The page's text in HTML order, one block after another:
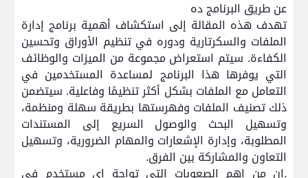
عن طريق البرنامج ده
تهدف هذه المقالة إلى استكشاف أهمية برنامج إدارة
الملفات والسكرتارية ودوره في تنظيم الأوراق وتحسين
الكفاءة. سيتم استعراض مجموعة من الميزات والوظائف
التي يوفرها هذا البرنامج لمساعدة المستخدمين في
التعامل مع الملفات بشكل أكثر تنظيمًا وفاعلية. سيتضمن
ذلك تصنيف الملفات وفهرستها بطريقة سهلة ومنظمة،
وتسهيل البحث والوصول السريع إلى المستندات
المطلوبة، وإدارة الإشعارات والمهام الضرورية، وتسهيل
التعاون والمشاركة بين الفرق.
.انمن اهم الصعوبات التى تواجة اى مستخدم فى